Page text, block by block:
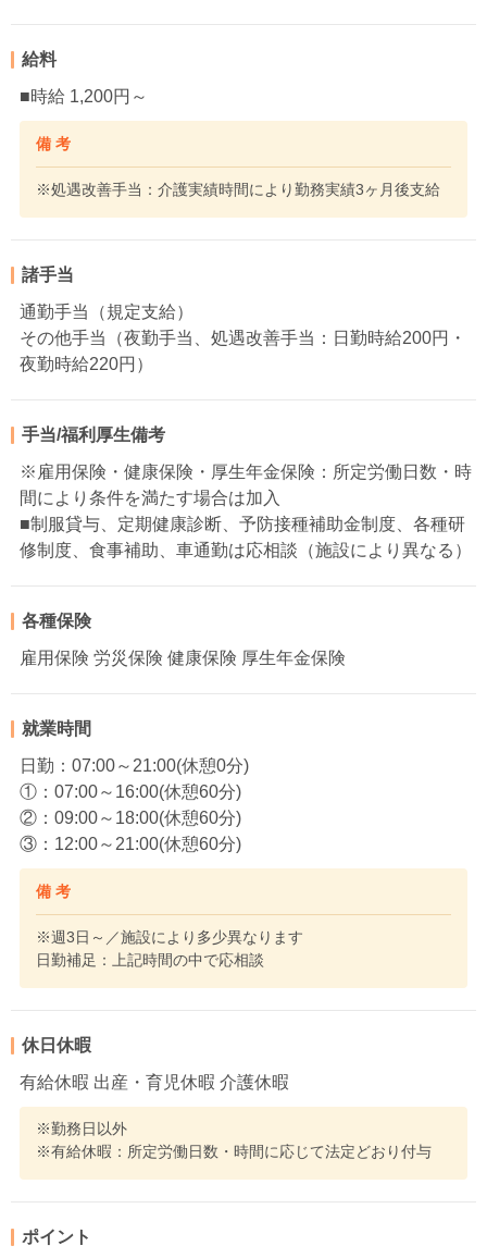
給料
■時給 1,200円～
備 考
※処遇改善手当：介護実績時間により勤務実績3ヶ月後支給
諸手当
通勤手当（規定支給）
その他手当（夜勤手当、処遇改善手当：日勤時給200円・
夜勤時給220円）
手当/福利厚生備考
※雇用保険・健康保険・厚生年金保険：所定労働日数・時
間により条件を満たす場合は加入
■制服貸与、定期健康診断、予防接種補助金制度、各種研
修制度、食事補助、車通勤は応相談（施設により異なる）
各種保険
雇用保険 労災保険 健康保険 厚生年金保険
就業時間
日勤：07:00～21:00(休憩0分)
①：07:00～16:00(休憩60分)
②：09:00～18:00(休憩60分)
③：12:00～21:00(休憩60分)
備 考
※週3日～／施設により多少異なります
日勤補足：上記時間の中で応相談
休日休暇
有給休暇 出産・育児休暇 介護休暇
※勤務日以外
※有給休暇：所定労働日数・時間に応じて法定どおり付与
ポイント